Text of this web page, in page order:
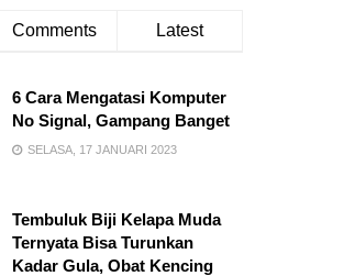
Comments Latest
6 Cara Mengatasi Komputer
No Signal, Gampang Banget
SELASA, 17 JANUARI 2023
Tembuluk Biji Kelapa Muda
Ternyata Bisa Turunkan
Kadar Gula, Obat Kencing